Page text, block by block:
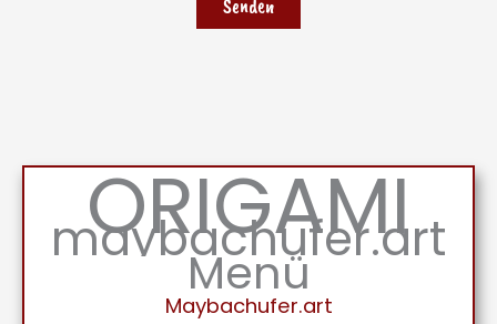
ORIGAMI
maybachufer.art
Menü
Maybachufer.art